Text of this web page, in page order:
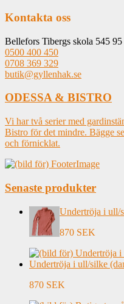
Kontakta oss
Bellefors Tibergs skola 545
0500 400 450
0708 369 329
butik@gyllenhak.se
ODESSA & BISTRO
Vi har två serier med
Bistro för det mindre. Bägge
och förnicklat.
Senaste produkter
Undertröja i ull/
870 SEK
Undertröja i ull/silke
870 SEK